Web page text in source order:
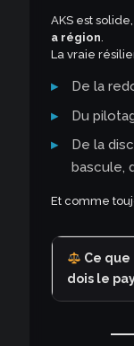
AKS est
a région.
La vraie
De la
Du
De la
bascule,
Et comme
Ce
dois le